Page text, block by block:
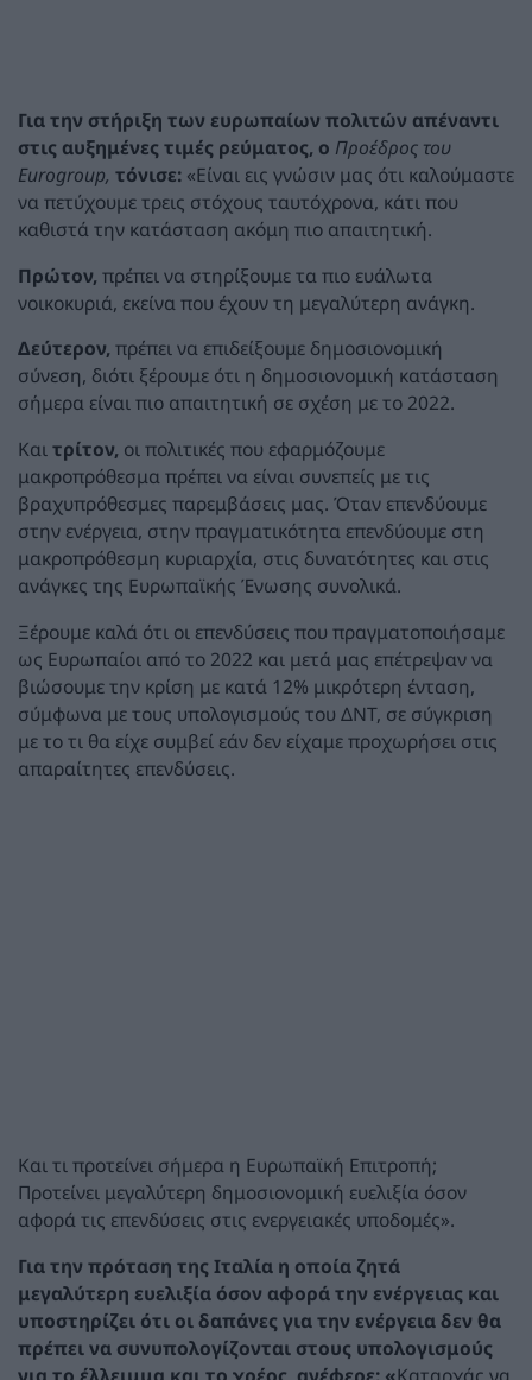
Για την στήριξη των ευρωπαίων πολιτών απέναντι
στις αυξημένες τιμές ρεύματος, ο Προέδρος του
Eurogroup, τόνισε: «Είναι εις γνώσιν μας ότι καλούμαστε
να πετύχουμε τρεις στόχους ταυτόχρονα, κάτι που
καθιστά την κατάσταση ακόμη πιο απαιτητική.
Πρώτον, πρέπει να στηρίξουμε τα πιο ευάλωτα
νοικοκυριά, εκείνα που έχουν τη μεγαλύτερη ανάγκη.
Δεύτερον, πρέπει να επιδείξουμε δημοσιονομική
σύνεση, διότι ξέρουμε ότι η δημοσιονομική κατάσταση
σήμερα είναι πιο απαιτητική σε σχέση με το 2022.
Καιτρίτον, οι πολιτικές που εφαρμόζουμε
μακροπρόθεσμα πρέπει να είναι συνεπείς με τις
βραχυπρόθεσμες παρεμβάσεις μας. Όταν επενδύουμε
στην ενέργεια, στην πραγματικότητα επενδύουμε στη
μακροπρόθεσμη κυριαρχία, στις δυνατότητες και στις
ανάγκες της Ευρωπαϊκής Ένωσης συνολικά.
Ξέρουμε καλά ότι οι επενδύσεις που πραγματοποιήσαμε
ως Ευρωπαίοι από το 2022 και μετά μας επέτρεψαν να
βιώσουμε την κρίση με κατά 12% μικρότερη ένταση,
σύμφωνα με τους υπολογισμούς του ΔΝΤ, σε σύγκριση
με το τι θα είχε συμβεί εάν δεν είχαμε προχωρήσει στις
απαραίτητες επενδύσεις.
Και τι προτείνει σήμερα η Ευρωπαϊκή Επιτροπή;
Προτείνει μεγαλύτερη δημοσιονομική ευελιξία όσον
αφορά τις επενδύσεις στις ενεργειακές υποδομές».
Για την πρόταση της Ιταλία η οποία ζητά
μεγαλύτερη ευελιξία όσον αφορά την ενέργειας και
υποστηρίζει ότι οι δαπάνες για την ενέργεια δεν θα
πρέπει να συνυπολογίζονται στους υπολογισμούς
για το έλλειμμα και το χρέος, ανέφερε: «Καταρχάς να